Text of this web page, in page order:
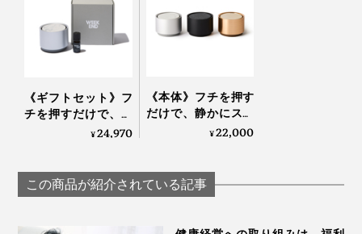
《ギフトセット》フ
チを押すだけで、静
かにスイッチON！
ィフューザー本体＋
エッセンシャルオイ
AROMA DIFFUSER 2
¥24,970
《本体》フチを押す
だけで、静かにスイ
ッチON！水なし・
ザー 2」｜WEEK
END｜AROMA
¥22,000
この商品が紹介されている記事